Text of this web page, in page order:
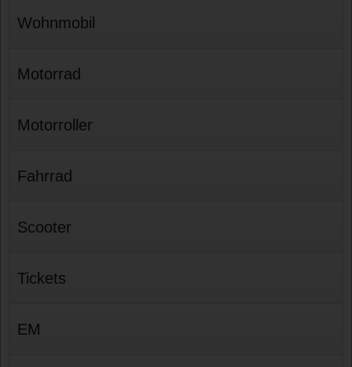
Wohnmobil
Motorrad
Motorroller
Fahrrad
Scooter
Tickets
EM